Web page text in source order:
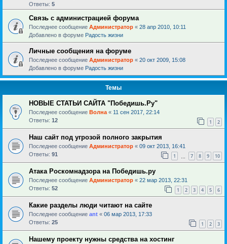
Ответы: 5
Связь с администрацией форума
Последнее сообщение Администратор « 28 апр 2010, 10:11
Добавлено в форуме Радость жизни
Личные сообщения на форуме
Последнее сообщение Администратор « 20 окт 2009, 15:08
Добавлено в форуме Радость жизни
Темы
НОВЫЕ СТАТЬИ САЙТА "Победишь.Ру"
Последнее сообщение Волна « 11 сен 2017, 22:14
Ответы: 12 1 2
Наш сайт под угрозой полного закрытия
Последнее сообщение Администратор « 09 окт 2013, 16:41
Ответы: 91 1 7 8 9 10
Атака Роскомнадзора на Победишь.ру
Последнее сообщение Администратор « 22 мар 2013, 22:31
Ответы: 52 1 2 3 4 5 6
Какие разделы люди читают на сайте
Последнее сообщение ant « 06 мар 2013, 17:33
Ответы: 25 1 2 3
Нашему проекту нужны средства на хостинг